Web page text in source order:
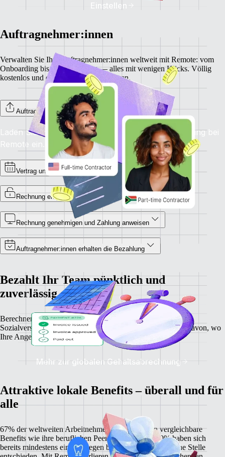
Einstellen
Auftragnehmer:innen
Verwalten Sie Ihre Auftragnehmer:innen weltweit mit Remote: vom
Onboarding bis zur Bezahlung — alles mit wenigen Klicks. Völlig
kostenlos und ohne versteckte Gebühren.
Auftragnehmer:innen onboarden
Laden Sie Ihre Auftragnehmer:innen zum Onboarding bei
Remote ein.
Vertrag unterzeichnen
Rechnung empfangen
Rechnung genehmigen und Zahlung anweisen
Auftragnehmer:innen erhalten die Bezahlung
Bezahlt Ihr Team pünktlich und
zuverlässig
Berechnen Sie Gehälter, Steuerabzüge und
Sozialversicherungsbeiträge mit Leichtigkeit – unabhängig davon, wo
Ihre Angestellten wohnen.
Mehr zur globalen Gehaltsabrechnung
Attraktive lokale Benefits – überall und für
alle
67% der weltweiten Arbeitnehmer:innen erwarten vergleichbare
Benefits wie ihre beruflichen Peers vor Ort. Und 60% haben sich
bereits mindestens einmal wegen besserer Benefits für eine Stelle